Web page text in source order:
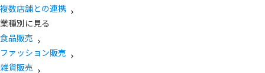
複数店舗との連携
業種別に見る
食品販売
ファッション販売
雑貨販売